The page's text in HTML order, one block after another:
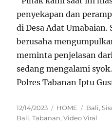
penyekapan dan
di Desa Adat
berusaha
meminta penjelasan
sedang mengalami
Polres Tabanan Iptu
Posted
on
12/14/2023 Categories
HOME Tags
Bali,
Bali,Tabanan,Video Viral